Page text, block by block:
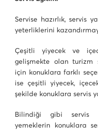
Servise hazırlık, servis
yeterliklerini
Çeşitli yiyecek ve
gelişmekte olan turizm
için konuklara farklı
ise çeşitli yiyecek,
şekilde konuklara servis
Bilindiği gibi servis
yemeklerin konuklara